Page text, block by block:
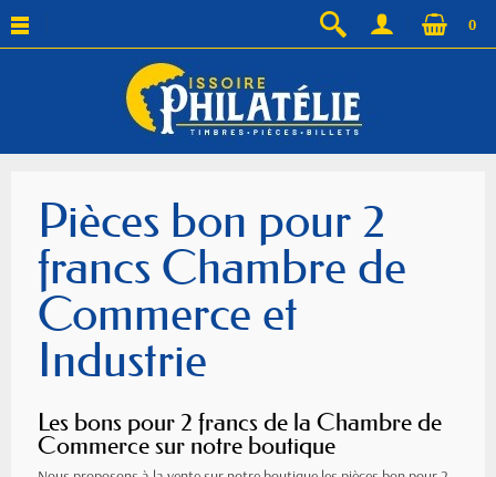
0
Pièces bon pour 2
francs Chambre de
Commerce et
Industrie
Les bons pour 2 francs de la Chambre de
Commerce sur notre boutique